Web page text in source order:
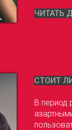
СТОИТ
В период
ЧИТАТЬ